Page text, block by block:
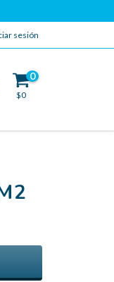
sesión
0
$0